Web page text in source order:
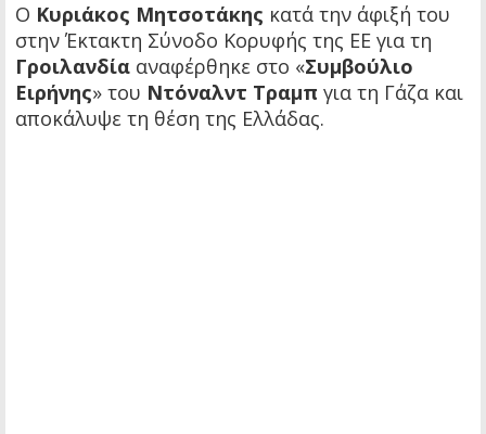
Ο Κυριάκος Μητσοτάκης κατά την άφιξή του
στην Έκτακτη Σύνοδο Κορυφής της ΕΕ για τη
Γροιλανδία αναφέρθηκε στο «Συμβούλιο
Ειρήνης» του Ντόναλντ Tραμπ για τη Γάζα και
αποκάλυψε τη θέση της Ελλάδας.